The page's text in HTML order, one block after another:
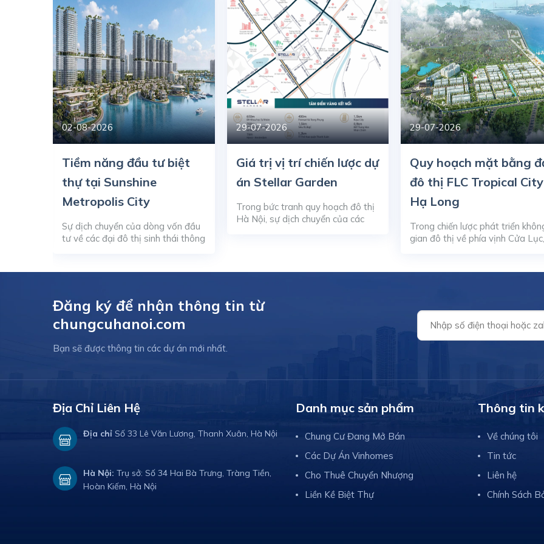
nhà.
02-08-2026
Tiềm năng đầu tư biệt
thự tại Sunshine
Metropolis City
Sự dịch chuyển của dòng vốn đầu
tư về các đại đô thị sinh thái thông
cấp phía Bắc Hà Nội. Trong bức
thự tại dự án Sunshine Metropolis
City thu hút sự chú […]
29-07-2026
Giá trị vị trí chiến lược dự
án Stellar Garden
Trong bức tranh quy hoạch đô thị
Hà Nội, sự dịch chuyển của các
29-07-2026
Quy hoạch mặt bằng
đô thị FLC Tropical City
Hạ Long
Trong chiến lược phát triển
gian đô thị về phía vịnh Cửa Lục,
thị đồng bộ có quy hoạch bài
không chỉ giải […]
Đăng ký để nhận thông tin từ
chungcuhanoi.com
Bạn sẽ được thông tin các dự án mới nhất.
Địa Chỉ Liên Hệ
Địa chỉ Số 33 Lê Văn Lương, Thanh Xuân, Hà Nội
Hà Nội: Trụ sở: Số 34 Hai Bà Trưng, Tràng Tiền,
Hoàn Kiếm, Hà Nội
Danh mục sản phẩm
Chung Cư Đang Mở Bán
Các Dự Án Vinhomes
Cho Thuê Chuyển Nhượng
Liền Kề Biệt Thự
Thông tin
Về chúng tôi
Tin tức
Liên hệ
Chính Sách